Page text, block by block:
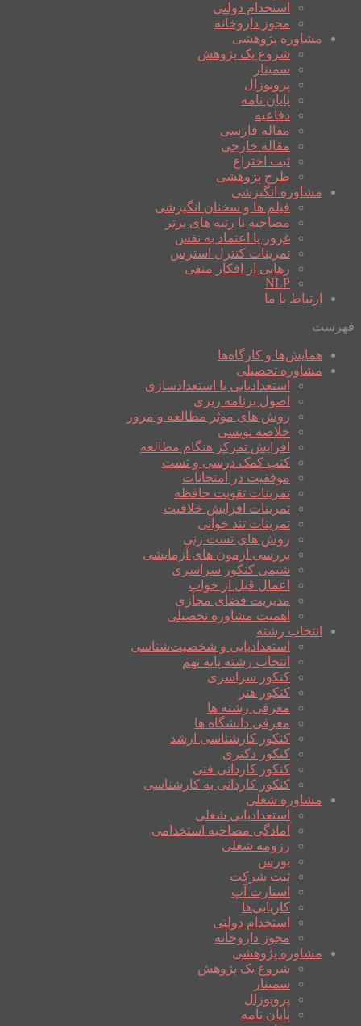
استخدام دولتی
مجوز داروخانه
مشاوره پژوهشی
شروع یک پژوهش
سمینار
پروپوزال
پایان نامه
دفاعیه
مقاله فارسی
مقاله خارجی
ثبت اختراع
طرح پژوهشی
مشاوره انگیزشی
فیلم ها و سخنان انگیزشی
مصاحبه با رتبه های برتر
غرور یا اعتماد به نفس
تمرینات کنترل استرس
رهایی از افکار منفی
NLP
ارتباط با ما
فهرست
همایش‌ها و کارگاه‌ها
مشاوره تحصیلی
استعدادیابی یا استعدادسازی
اصول برنامه ریزی
روش های موثر مطالعه و مرور
خلاصه نویسی
افزایش تمرکز هنگام مطالعه
کتب کمک درسی و تست
موفقیت در امتحانات
تمرینات تقویت حافظه
تمرینات افزایش خلاقیت
تمرینات تند خوانی
روش های تست زنی
بررسی آزمون های آزمایشی
شیمی کنکور سراسری
اعمال قبل از خواب
مدیریت فضای مجازی
اهمیت مشاوره تحصیلی
انتخاب رشته
استعدادیابی و شخصیت‌شناسی
انتخاب رشته پایه نهم
کنکور سراسری
کنکور هنر
معرفی رشته ها
معرفی دانشگاه ها
کنکور کارشناسی ارشد
کنکور دکتری
کنکور کاردانی فنی
کنکور کاردانی به کارشناسی
مشاوره شغلی
استعدادیابی شغلی
آمادگی مصاحبه استخدامی
رزومه شغلی
بورس
ثبت شرکت
استارت آپ
کاریابی‌ها
استخدام دولتی
مجوز داروخانه
مشاوره پژوهشی
شروع یک پژوهش
سمینار
پروپوزال
پایان نامه